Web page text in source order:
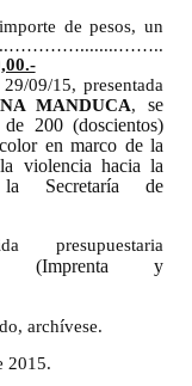
de pesos, un
09/15, presentada
MANDUCA,se
200 (doscientos)
en marco de la
violencia hacia la
Secretaría de
(Imprenta y
archívese.
2015.